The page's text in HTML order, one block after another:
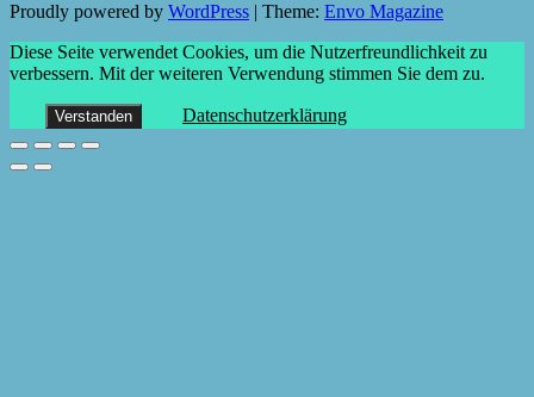
Proudly powered by WordPress Theme: Envo Magazine
Diese Seite verwendet Cookies, um die Nutzerfreundlichkeit zu
verbessern. Mit der weiteren Verwendung stimmen Sie dem zu.
Verstanden Datenschutzerklärung